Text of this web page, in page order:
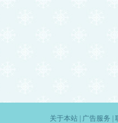
关于本站| 广告服务